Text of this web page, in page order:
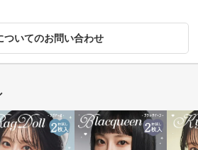
ついてのお問い合わせ